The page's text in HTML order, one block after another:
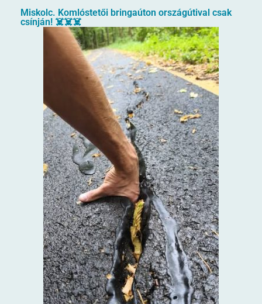
Miskolc. Komlóstetői bringaúton országútival csak
csínján! ☠️☠️☠️